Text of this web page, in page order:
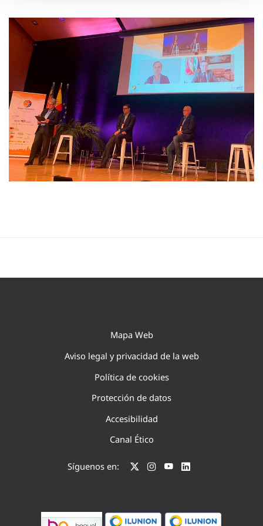
Mapa Web
Aviso legal y privacidad de la web
Política de cookies
Protección de datos
Accesibilidad
Canal Ético
Síguenos en: